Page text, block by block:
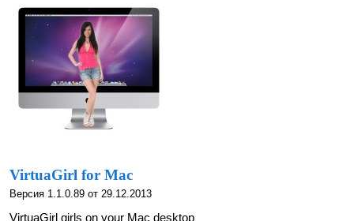
VirtuaGirl for Mac
Версия 1.1.0.89 от 29.12.2013
VirtuaGirl girls on your Mac desktop